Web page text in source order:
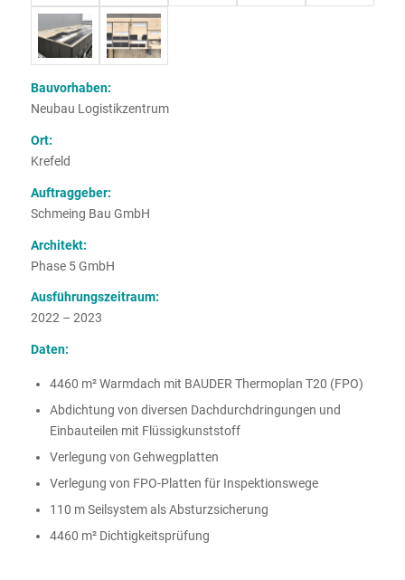
Bauvorhaben:
Neubau Logistikzentrum
Ort:
Krefeld
Auftraggeber:
Schmeing Bau GmbH
Architekt:
Phase 5 GmbH
Ausführungszeitraum:
2022 – 2023
Daten:
4460 m² Warmdach mit BAUDER Thermoplan T20 (FPO)
Abdichtung von diversen Dachdurchdringungen und
Einbauteilen mit Flüssigkunststoff
Verlegung von Gehwegplatten
Verlegung von FPO-Platten für Inspektionswege
110 m Seilsystem als Absturzsicherung
4460 m² Dichtigkeitsprüfung